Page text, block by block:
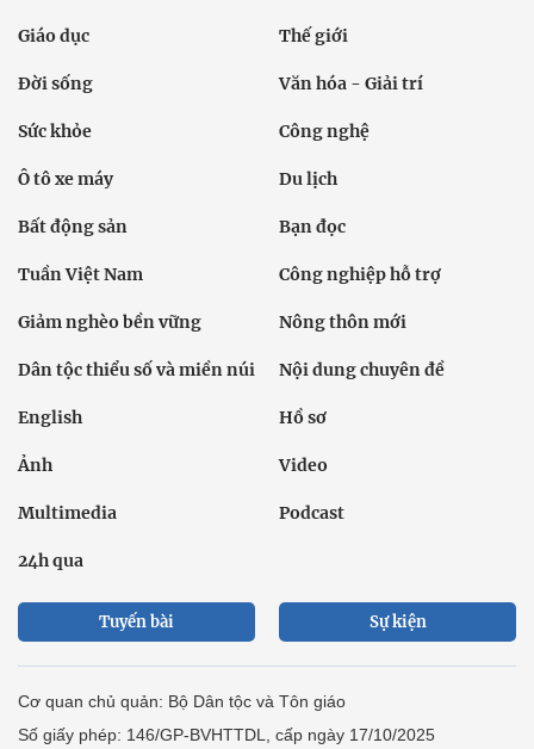
Giáo dục Thế giới
Đời sống Văn hóa - Giải trí
Sức khỏe Công nghệ
Ô tô xe máy Du lịch
Bất động sản Bạn đọc
Tuần Việt Nam Công nghiệp hỗ trợ
Giảm nghèo bền vững Nông thôn mới
Dân tộc thiểu số và miền núi Nội dung chuyên đề
English Hồ sơ
Ảnh Video
Multimedia Podcast
24h qua
Tuyến bài Sự kiện
Cơ quan chủ quản: Bộ Dân tộc và Tôn giáo
Số giấy phép: 146/GP-BVHTTDL, cấp ngày 17/10/2025